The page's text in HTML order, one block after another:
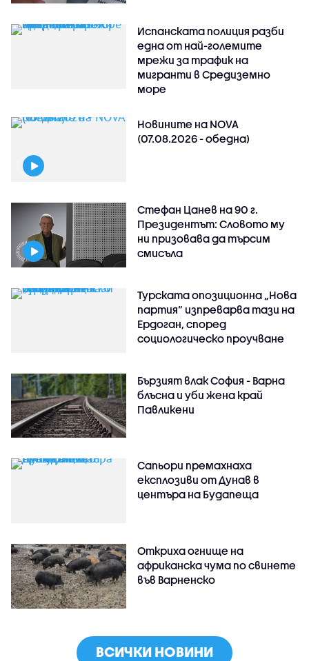
Испанската полиция разби
една от най-големите
мрежи за трафик на
мигранти в Средиземно
море
Новините на NOVA
(07.08.2026 - обедна)
Стефан Цанев на 90 г.
Президентът: Словото му
ни призовава да търсим
смисъла
Турската опозиционна „Нова
партия“ изпреварва тази на
Ердоган, според
социологическо проучване
Бързият влак София - Варна
блъсна и уби жена край
Павликени
Сапьори премахнаха
експлозиви от Дунав в
центъра на Будапеща
Откриха огнище на
африканска чума по свинете
във Варненско
ВСИЧКИ НОВИНИ